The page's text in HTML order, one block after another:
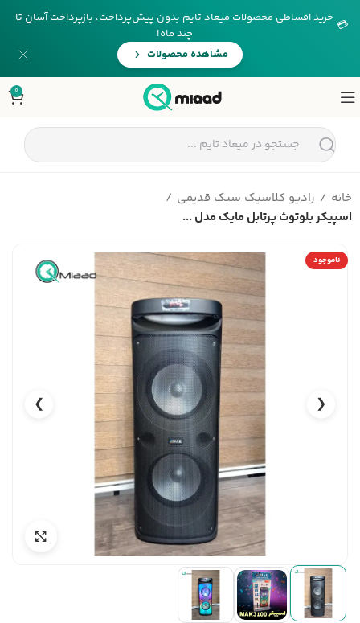
💳 خرید اقساطی محصولات میعاد تایم بدون پیش‌پرداخت، بازپرداخت آسان تا
چند ماه!
مشاهده محصولات
0
خانه
رادیو کلاسیک سبک قدیمی
اسپیکر بلوتوث پرتابل مایک مدل ...
ناموجود
❮
❯